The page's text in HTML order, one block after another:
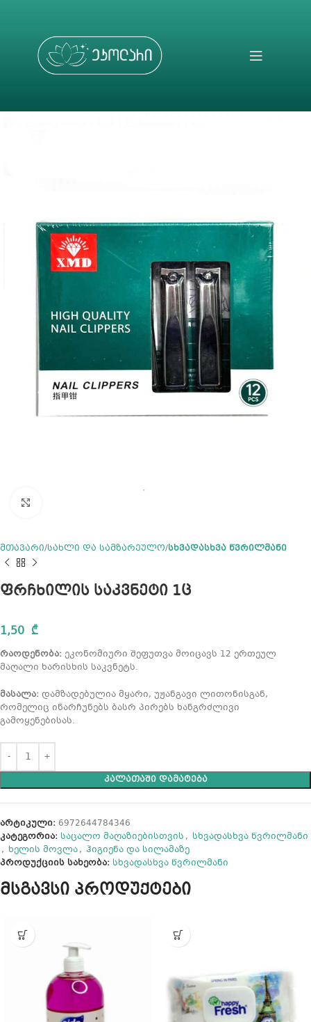
მთავარი სახლი და სამზარეულო სხვადასხვა წვრილმანი
ფრჩხილის საკვნეტი 1ც
1,50 ₾
რაოდენობა: ეკონომიური შეფუთვა მოიცავს 12 ერთეულ
მაღალი ხარისხის საკვნეტს.
მასალა: დამზადებულია მყარი, უჟანგავი ლითონისგან,
რომელიც ინარჩუნებს ბასრ პირებს ხანგრძლივი
გამოყენებისას.
ᲙᲐᲚᲐᲗᲐᲨᲘ ᲓᲐᲛᲐᲢᲔᲑᲐ
არტიკული: 6972644784346
კატეგორია: საცალო მაღაზიებისთვის , სხვადასხვა წვრილმანი
, ხელის მოვლა, ჰიგიენა და სილამაზე
პროდუქციის სახეობა: სხვადასხვა წვრილმანი
მსგავსი პროდუქტები